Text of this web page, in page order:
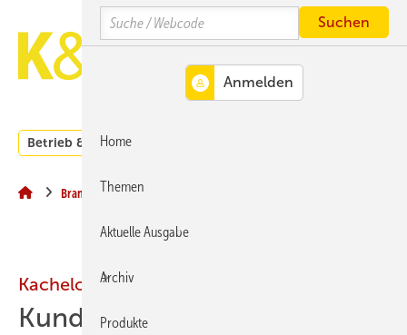
Hauptinhalt
Hauptmenü
SiteSearch
Betrieb & Management
Branche
Kachelofentage 2025
Kunden
Search
Home
Themen
Aktuelle Ausgabe
Archiv
Produkte